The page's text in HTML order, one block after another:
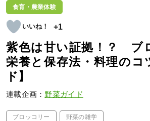
食育・農業体験
+1
紫色は甘い証拠！？ ブ
栄養と保存法・料理のコ
ド】
連載企画： 野菜ガイド
ブロッコリー 野菜の雑学